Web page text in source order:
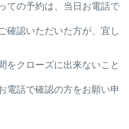
ての予約は、当日お電話で
確認いただいた方が、宜し
をクローズに出来ないこと
電話で確認の方をお願い申